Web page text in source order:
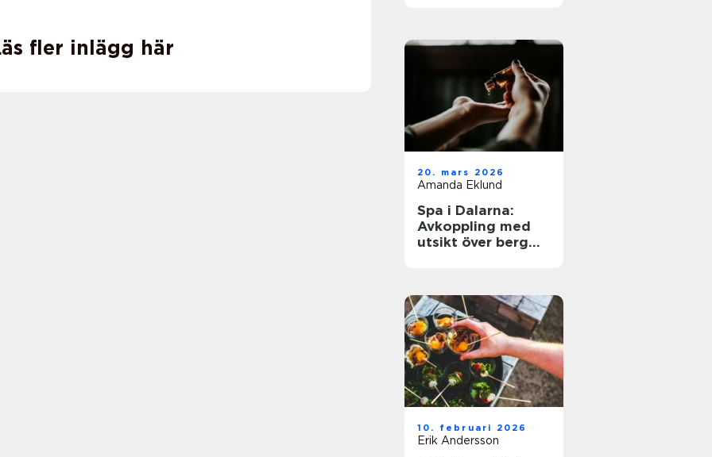
fler inlägg här
20. mars 2026
Amanda Eklund
Spa i Dalarna:
Avkoppling med
utsikt över berg
10. februari 2026
Erik Andersson